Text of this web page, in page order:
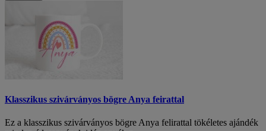
Klasszikus szivárványos bögre Anya feirattal
Ez a klasszikus szivárványos bögre Anya felirattal tökéletes ajándék